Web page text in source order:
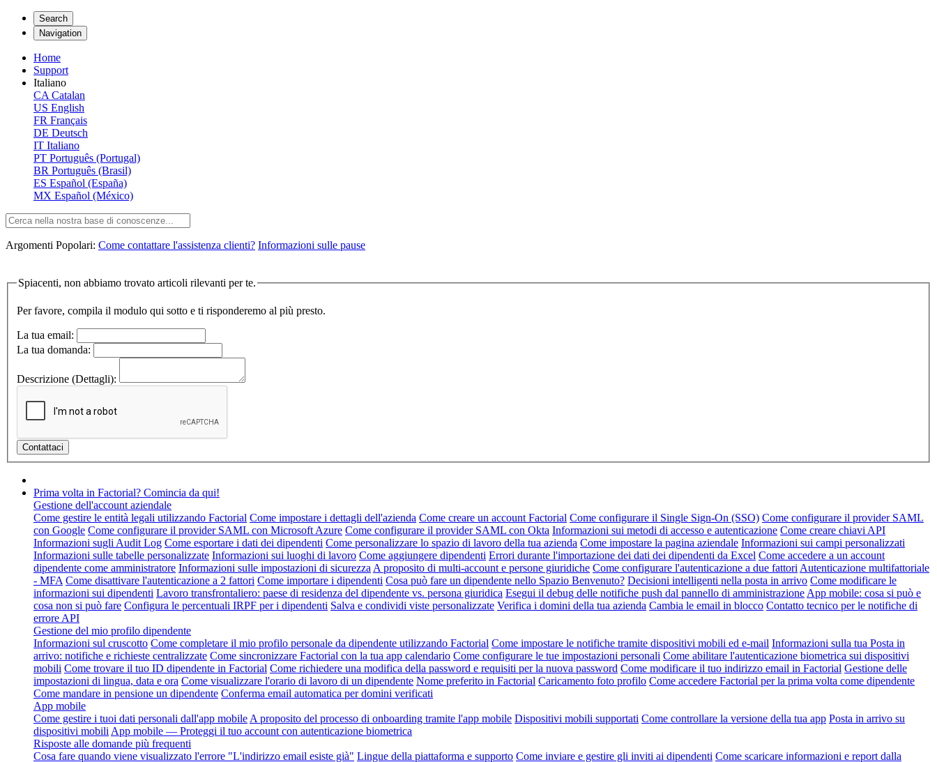
Search
Navigation
Home
Support
Italiano
CA Catalan
US English
FR Français
DE Deutsch
IT Italiano
PT Português (Portugal)
BR Português (Brasil)
ES Español (España)
MX Español (México)
Argomenti Popolari: Come contattare l'assistenza clienti? Informazioni sulle pause
Spiacenti, non abbiamo trovato articoli rilevanti per te.
Per favore, compila il modulo qui sotto e ti risponderemo al più presto.
La tua email:
La tua domanda:
Descrizione (Dettagli):
Prima volta in Factorial? Comincia da qui!
Gestione dell'account aziendale
Come gestire le entità legali utilizzando Factorial Come impostare i dettagli dell'azienda Come creare un account Factorial Come configurare il Single Sign-On (SSO) Come configurare il provider SAML
con Google Come configurare il provider SAML con Microsoft Azure Come configurare il provider SAML con Okta Informazioni sui metodi di accesso e autenticazione Come creare chiavi API
Informazioni sugli Audit Log Come esportare i dati dei dipendenti Come personalizzare lo spazio di lavoro della tua azienda Come impostare la pagina aziendale Informazioni sui campi personalizzati
Informazioni sulle tabelle personalizzate Informazioni sui luoghi di lavoro Come aggiungere dipendenti Errori durante l'importazione dei dati dei dipendenti da Excel Come accedere a un account
dipendente come amministratore Informazioni sulle impostazioni di sicurezza A proposito di multi-account e persone giuridiche Come configurare l'autenticazione a due fattori Autenticazione multifattoriale
- MFA Come disattivare l'autenticazione a 2 fattori Come importare i dipendenti Cosa può fare un dipendente nello Spazio Benvenuto? Decisioni intelligenti nella posta in arrivo Come modificare le
informazioni sui dipendenti Lavoro transfrontaliero: paese di residenza del dipendente vs. persona giuridica Esegui il debug delle notifiche push dal pannello di amministrazione App mobile: cosa si può e
cosa non si può fare Configura le percentuali IRPF per i dipendenti Salva e condividi viste personalizzate Verifica i domini della tua azienda Cambia le email in blocco Contatto tecnico per le notifiche di
errore API
Gestione del mio profilo dipendente
Informazioni sul cruscotto Come completare il mio profilo personale da dipendente utilizzando Factorial Come impostare le notifiche tramite dispositivi mobili ed e-mail Informazioni sulla tua Posta in
arrivo: notifiche e richieste centralizzate Come sincronizzare Factorial con la tua app calendario Come configurare le tue impostazioni personali Come abilitare l'autenticazione biometrica sui dispositivi
mobili Come trovare il tuo ID dipendente in Factorial Come richiedere una modifica della password e requisiti per la nuova password Come modificare il tuo indirizzo email in Factorial Gestione delle
impostazioni di lingua, data e ora Come visualizzare l'orario di lavoro di un dipendente Nome preferito in Factorial Caricamento foto profilo Come accedere Factorial per la prima volta come dipendente
Come mandare in pensione un dipendente Conferma email automatica per domini verificati
App mobile
Come gestire i tuoi dati personali dall'app mobile A proposito del processo di onboarding tramite l'app mobile Dispositivi mobili supportati Come controllare la versione della tua app Posta in arrivo su
dispositivi mobili App mobile — Proteggi il tuo account con autenticazione biometrica
Risposte alle domande più frequenti
Cosa fare quando viene visualizzato l'errore "L'indirizzo email esiste già" Lingue della piattaforma e supporto Come inviare e gestire gli inviti ai dipendenti Come scaricare informazioni e report dalla